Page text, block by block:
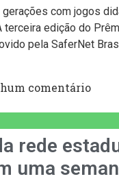
gerações com jogos
terceira edição do
pela SaferNet
comentário
rede
uma